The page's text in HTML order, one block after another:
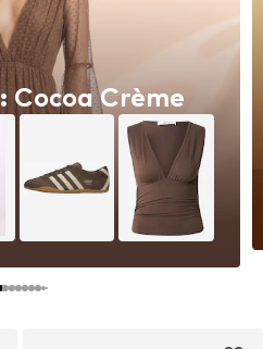
Cocoa Crème